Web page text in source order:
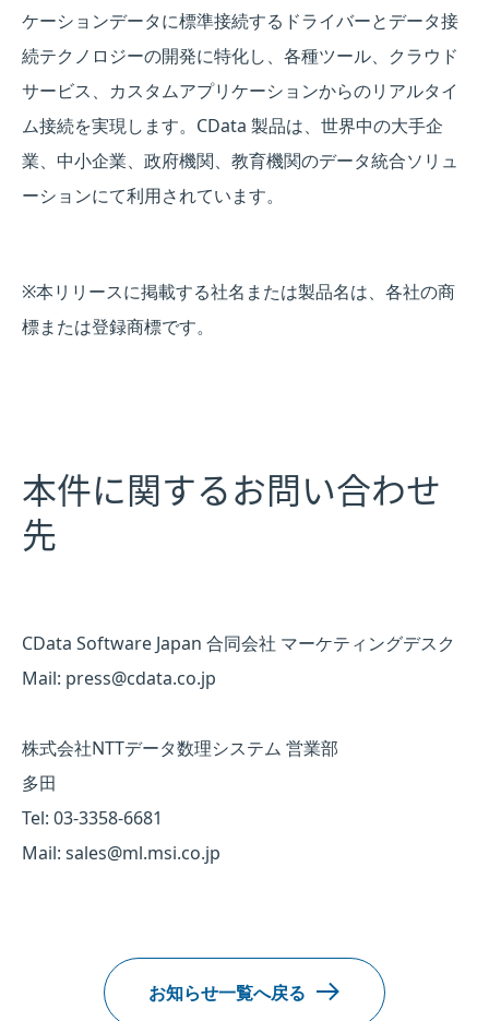
ケーションデータに標準接続するドライバーとデータ接
続テクノロジーの開発に特化し、各種ツール、クラウド
サービス、カスタムアプリケーションからのリアルタイ
ム接続を実現します。CData 製品は、世界中の大手企
業、中小企業、政府機関、教育機関のデータ統合ソリュ
ーションにて利用されています。
※本リリースに掲載する社名または製品名は、各社の商
標または登録商標です。
本件に関するお問い合わせ
先
CData Software Japan 合同会社 マーケティングデスク
Mail: press@cdata.co.jp
株式会社NTTデータ数理システム 営業部
多田
Tel: 03-3358-6681
Mail: sales@ml.msi.co.jp
お知らせ一覧へ戻る